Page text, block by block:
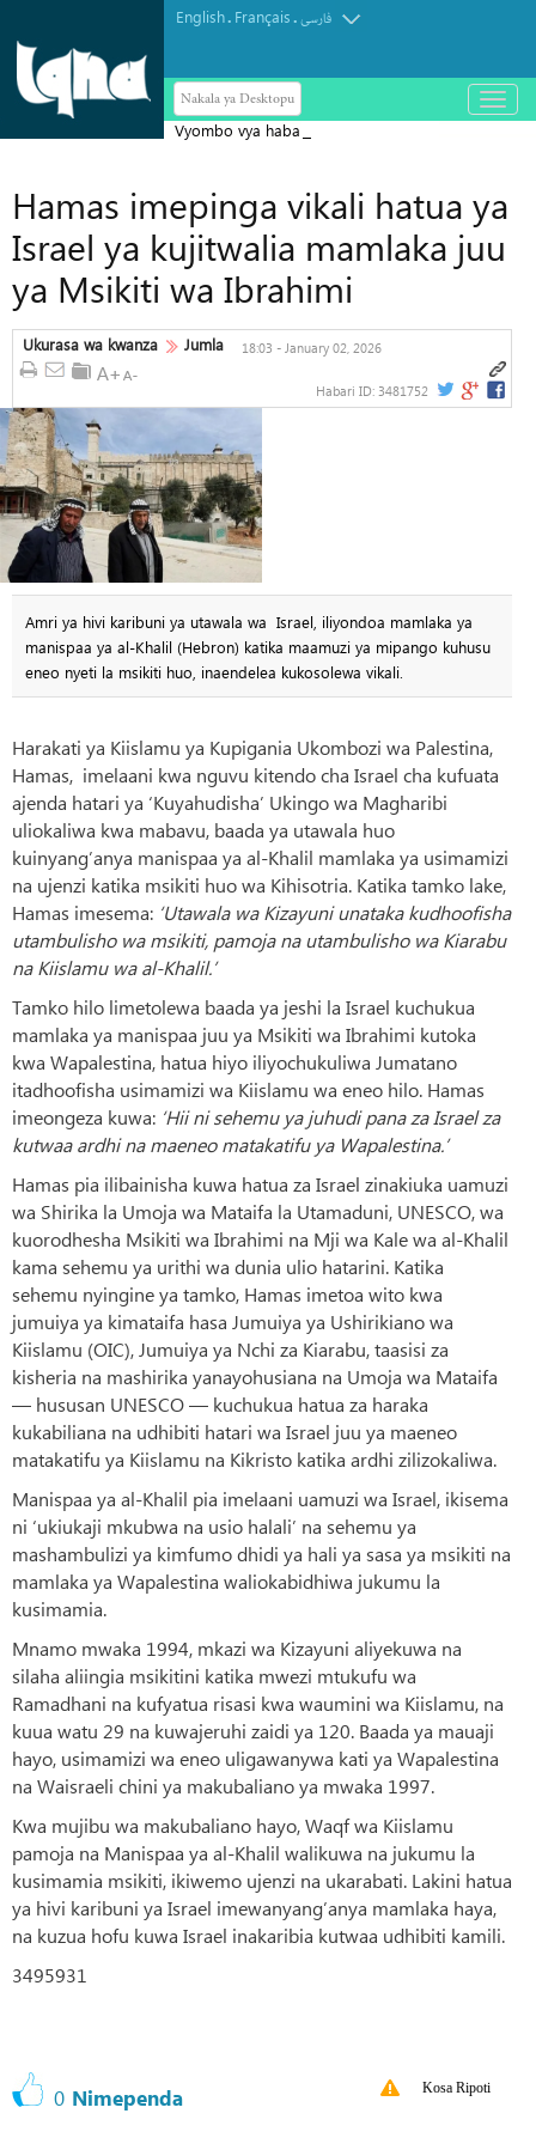
English. Français.فارسی
Nakala ya Desktopu
باز
و
Vyombo vya habari vya Israel vyatoa
El-Sayed Seneti Marekani
Hamas imepinga vikali hatua ya
Israel ya kujitwalia mamlaka juu
ya Msikiti wa Ibrahimi
Ukurasa wa kwanza Jumla 18:03 - January 02, 2026
Habari ID: 3481752
Amri ya hivi karibuni ya utawala wa Israel, iliyondoa mamlaka ya
manispaa ya al-Khalil (Hebron) katika maamuzi ya mipango kuhusu
eneo nyeti la msikiti huo, inaendelea kukosolewa vikali.
Harakati ya Kiislamu ya Kupigania Ukombozi wa Palestina,
Hamas, imelaani kwa nguvu kitendo cha Israel cha kufuata
ajenda hatari ya ‘Kuyahudisha’ Ukingo wa Magharibi
uliokaliwa kwa mabavu, baada ya utawala huo
kuinyang’anya manispaa ya al-Khalil mamlaka ya usimamizi
na ujenzi katika msikiti huo wa Kihisotria. Katika tamko lake,
Hamas imesema: ‘Utawala wa Kizayuni unataka kudhoofisha
utambulisho wa msikiti, pamoja na utambulisho wa Kiarabu
na Kiislamu wa al-Khalil.’
Tamko hilo limetolewa baada ya jeshi la Israel kuchukua
mamlaka ya manispaa juu ya Msikiti wa Ibrahimi kutoka
kwa Wapalestina, hatua hiyo iliyochukuliwa Jumatano
itadhoofisha usimamizi wa Kiislamu wa eneo hilo. Hamas
imeongeza kuwa: ‘Hii ni sehemu ya juhudi pana za Israel za
kutwaa ardhi na maeneo matakatifu ya Wapalestina.’
Hamas pia ilibainisha kuwa hatua za Israel zinakiuka uamuzi
wa Shirika la Umoja wa Mataifa la Utamaduni, UNESCO, wa
kuorodhesha Msikiti wa Ibrahimi na Mji wa Kale wa al-Khalil
kama sehemu ya urithi wa dunia ulio hatarini. Katika
sehemu nyingine ya tamko, Hamas imetoa wito kwa
jumuiya ya kimataifa hasa Jumuiya ya Ushirikiano wa
Kiislamu (OIC), Jumuiya ya Nchi za Kiarabu, taasisi za
kisheria na mashirika yanayohusiana na Umoja wa Mataifa
— hususan UNESCO — kuchukua hatua za haraka
kukabiliana na udhibiti hatari wa Israel juu ya maeneo
matakatifu ya Kiislamu na Kikristo katika ardhi zilizokaliwa.
Manispaa ya al-Khalil pia imelaani uamuzi wa Israel, ikisema
ni ‘ukiukaji mkubwa na usio halali’ na sehemu ya
mashambulizi ya kimfumo dhidi ya hali ya sasa ya msikiti na
mamlaka ya Wapalestina waliokabidhiwa jukumu la
kusimamia.
Mnamo mwaka 1994, mkazi wa Kizayuni aliyekuwa na
silaha aliingia msikitini katika mwezi mtukufu wa
Ramadhani na kufyatua risasi kwa waumini wa Kiislamu, na
kuua watu 29 na kuwajeruhi zaidi ya 120. Baada ya mauaji
hayo, usimamizi wa eneo uligawanywa kati ya Wapalestina
na Waisraeli chini ya makubaliano ya mwaka 1997.
Kwa mujibu wa makubaliano hayo, Waqf wa Kiislamu
pamoja na Manispaa ya al-Khalil walikuwa na jukumu la
kusimamia msikiti, ikiwemo ujenzi na ukarabati. Lakini hatua
ya hivi karibuni ya Israel imewanyang’anya mamlaka haya,
na kuzua hofu kuwa Israel inakaribia kutwaa udhibiti kamili.
3495931
0 Nimependa Kosa Ripoti